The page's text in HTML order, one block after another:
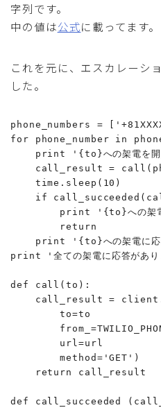
字列です。
中の値は公式に載ってます。
これを元に、エスカレーシ
した。
phone_numbers =
for phone_number in
print '{to}への架電を
call_result =
    time.sleep(10)
if
print '{to}への架
        return
print '{to}への架電に
print '全ての架電に応答があり
def call(to):
call_result =
        to=to
        url=url
        method='GET')
    return call_result
def call_succeeded